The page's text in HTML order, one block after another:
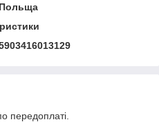
Польща
передоплаті.